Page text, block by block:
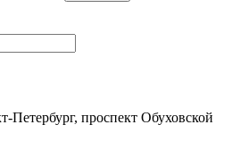
Петербург, проспект Обуховской